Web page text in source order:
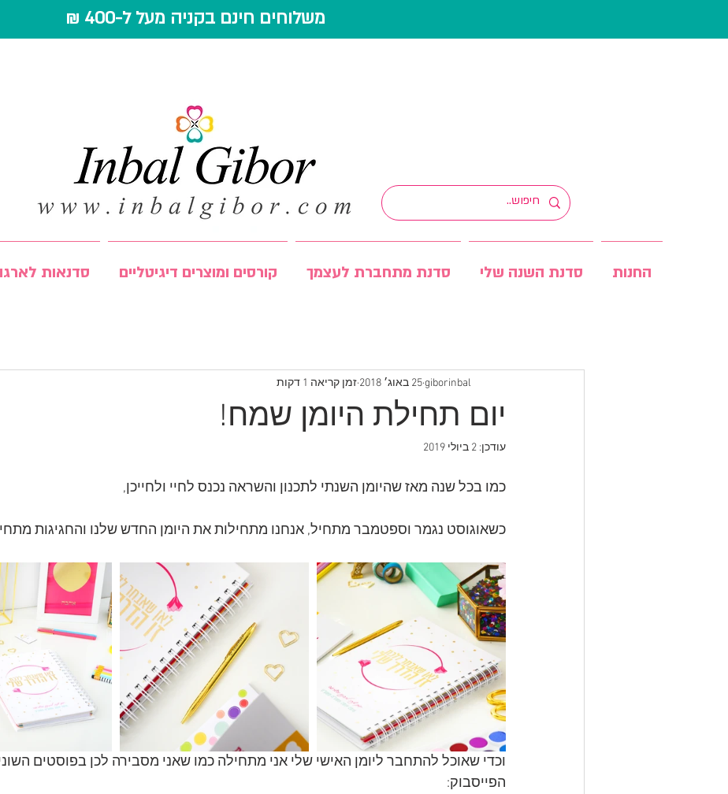
משלוחים חינם בקניה מעל ל-400 ₪
החנות סדנת השנה שלי סדנת מתחברת לעצמך קורסים ומוצרים דיגיטליים סדנאות
יום תחילת היומן שמח!
giborinbal25 באוג׳ 2018 זמן קריאה 1 דקות
עודכן: 2 ביולי 2019
כמו בכל שנה מאז שהיומן השנתי לתכנון והשראה נכנס לחיי ולחייכן,
כשאוגוסט נגמר וספטמבר מתחיל, אנחנו מתחילות את היומן החדש שלנו והחגיגות
וכדי שאוכל להתחבר ליומן האישי שלי אני מתחילה כמו שאני מסבירה לכן בפוסטים
הפייסבוק: